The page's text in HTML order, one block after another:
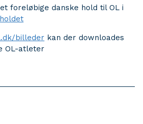
foreløbige danske hold til OL i
billeder kan der downloades
OL-atleter